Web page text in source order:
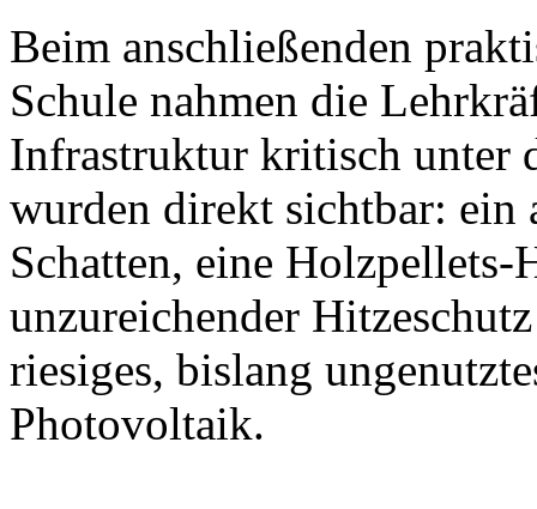
Beim anschließenden
Schule nahmen die
Infrastruktur kritisch unter
wurden direkt sichtbar: ein
Schatten, eine
unzureichender
riesiges, bislang
Photovoltaik.